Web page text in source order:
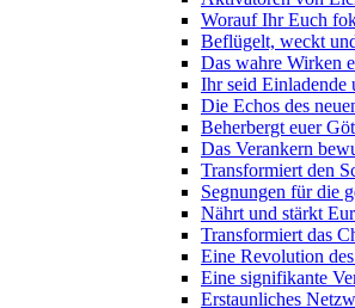
Worauf Ihr Euch
Beflügelt, weckt
Das wahre Wirken
Ihr seid Einladende
Die Echos des
Beherbergt euer
Das Verankern
Transformiert den
Segnungen für die
Nährt und stärkt
Transformiert das
Eine Revolution
Eine signifikante
Erstaunliches